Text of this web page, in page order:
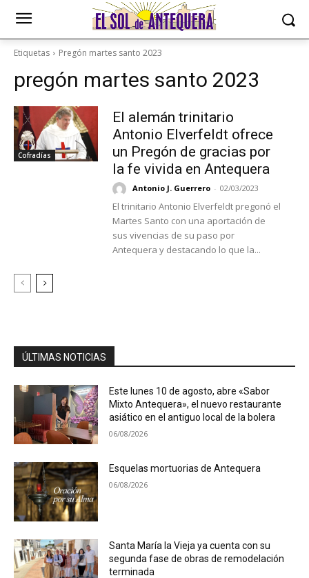
Etiquetas Pregón martes santo 2023
pregón martes santo 2023
Cofradías
El alemán trinitario
Antonio Elverfeldt ofrece
un Pregón de gracias por
la fe vivida en Antequera
Antonio J. Guerrero - 02/03/2023
El trinitario Antonio Elverfeldt pregonó el
Martes Santo con una aportación de
sus vivencias de su paso por
Antequera y destacando lo que la...
ÚLTIMAS NOTICIAS
Este lunes 10 de agosto, abre «Sabor
Mixto Antequera», el nuevo restaurante
asiático en el antiguo local de la bolera
06/08/2026
Esquelas mortuorias de Antequera
06/08/2026
Santa María la Vieja ya cuenta con su
segunda fase de obras de remodelación
terminada